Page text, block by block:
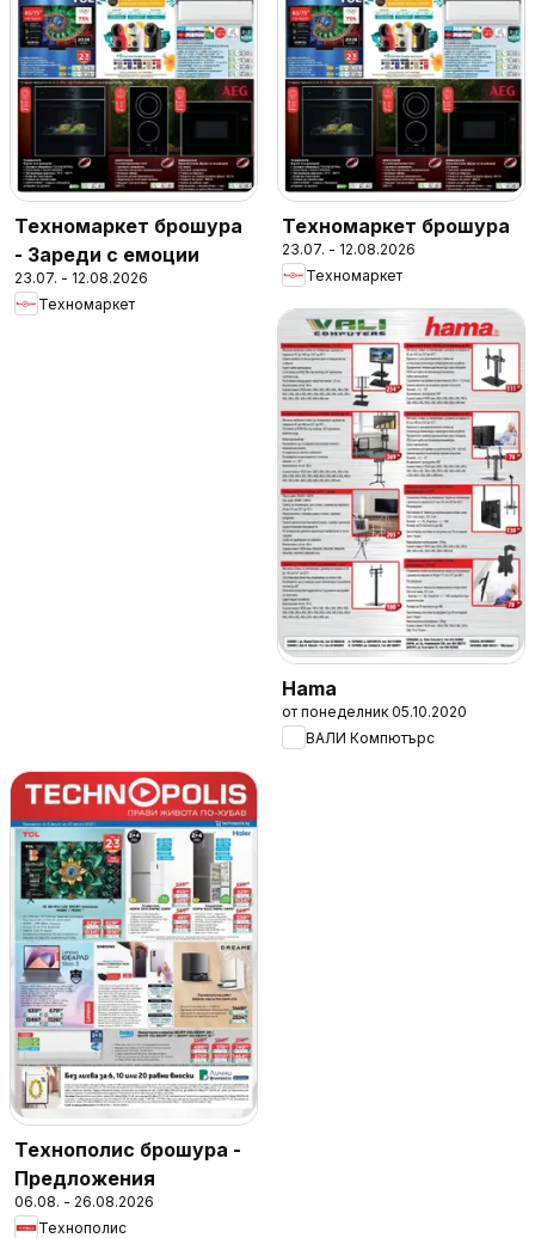
Техномаркет брошура
- Зареди с емоции
23.07. - 12.08.2026
Техномаркет
Техномаркет брошура
23.07. - 12.08.2026
Техномаркет
Hama
от понеделник 05.10.2020
ВАЛИ Компютърc
Технополис брошура -
Предложения
06.08. - 26.08.2026
Технополис